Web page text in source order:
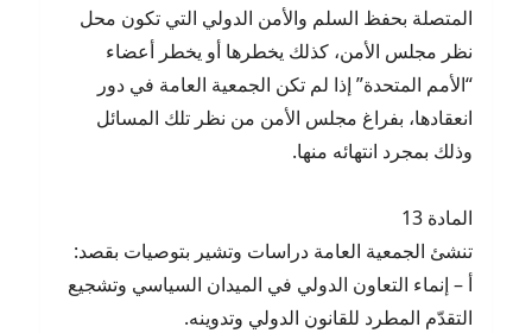
المتصلة بحفظ السلم والأمن الدولي التي تكون محل
نظر مجلس الأمن، كذلك يخطرها أو يخطر أعضاء
“الأمم المتحدة” إذا لم تكن الجمعية العامة في دور
انعقادها، بفراغ مجلس الأمن من نظر تلك المسائل
وذلك بمجرد انتهائه منها.
المادة 13
تنشئ الجمعية العامة دراسات وتشير بتوصيات بقصد:
أ – إنماء التعاون الدولي في الميدان السياسي وتشجيع
التقدّم المطرد للقانون الدولي وتدوينه.